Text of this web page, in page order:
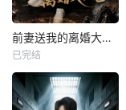
前妻送我的离婚大礼包
已完结